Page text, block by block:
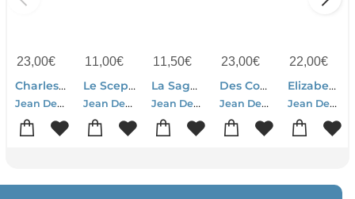
23,00€
Charles, Camilla Et Diana : Amours Et Tragedies Chez Les Windsor
Jean Des Cars
11,00€
Le Sceptre Et Le Sang
Jean Des Cars
11,50€
La Saga Des Windsor
Jean Des Cars
23,00€
Des Couples Tragiques De L'histoire
Jean Des Cars
22,00€
Elizabeth Ii
Jean Des Cars